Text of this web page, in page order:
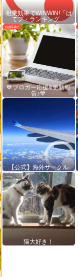
相乗効果でWINWIN!「は
てブ・ランキング…
💙ブロガー応援&更新報
告♪💙
【公式】海外サークル
猫大好き！